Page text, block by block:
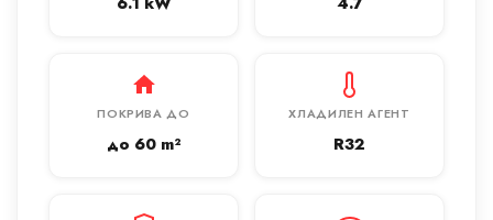
ПОКРИВА ДО
до 60 m²
ХЛАДИЛЕН АГЕНТ
R32